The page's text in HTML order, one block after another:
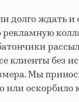
долго ждать
рекламную
клиенты без
Мы
или